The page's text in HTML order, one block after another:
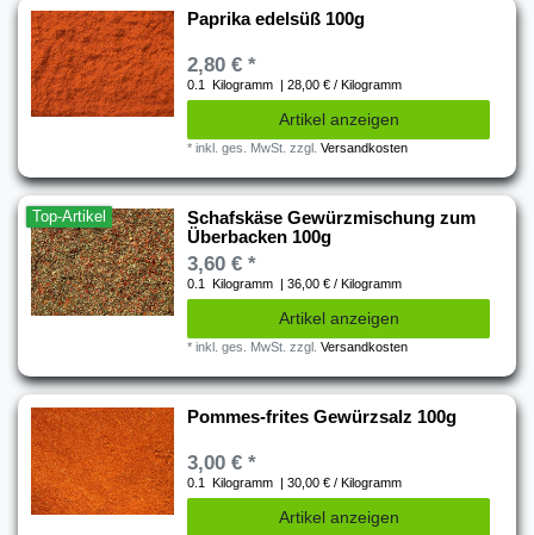
Paprika edelsüß 100g
2,80 € *
0.1 Kilogramm | 28,00 € / Kilogramm
Artikel anzeigen
*inkl. ges. MwSt. zzgl.Versandkosten
Top-Artikel
Schafskäse Gewürzmischung zum
Überbacken 100g
3,60 € *
0.1 Kilogramm | 36,00 € / Kilogramm
Artikel anzeigen
*inkl. ges. MwSt. zzgl.Versandkosten
Pommes-frites Gewürzsalz 100g
3,00 € *
0.1 Kilogramm | 30,00 € / Kilogramm
Artikel anzeigen